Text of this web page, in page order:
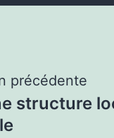
précédente
structure